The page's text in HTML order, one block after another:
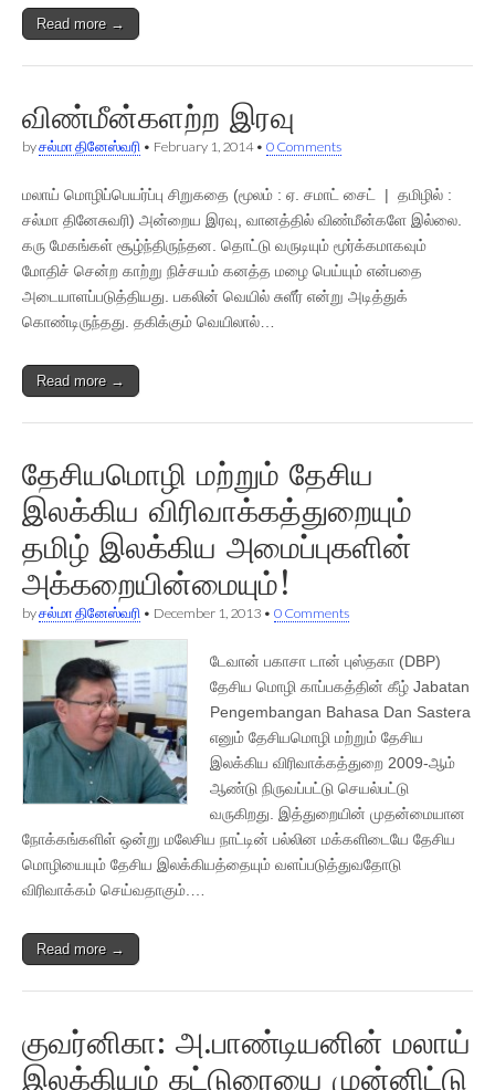
Read more →
விண்மீன்களற்ற இரவு
byசல்மா தினேஸ்வரி • February 1, 2014• 0 Comments
மலாய் மொழிப்பெயர்ப்பு சிறுகதை (மூலம் : ஏ. சமாட் சைட் | தமிழில் :
சல்மா தினேசுவரி) அன்றைய இரவு, வானத்தில் விண்மீன்களே இல்லை.
கரு மேகங்கள் சூழ்ந்திருந்தன. தொட்டு வருடியும் மூர்க்கமாகவும்
மோதிச் சென்ற காற்று நிச்சயம் கனத்த மழை பெய்யும் என்பதை
அடையாளப்படுத்தியது. பகலின் வெயில் சுளீர் என்று அடித்துக்
கொண்டிருந்தது. தகிக்கும் வெயிலால்…
Read more →
தேசியமொழி மற்றும் தேசிய
இலக்கிய விரிவாக்கத்துறையும்
தமிழ் இலக்கிய அமைப்புகளின்
அக்கறையின்மையும்!
byசல்மா தினேஸ்வரி • December 1, 2013 • 0 Comments
டேவான் பகாசா டான் புஸ்தகா (DBP)
தேசிய மொழி காப்பகத்தின் கீழ் Jabatan
Pengembangan Bahasa Dan Sastera
எனும் தேசியமொழி மற்றும் தேசிய
இலக்கிய விரிவாக்கத்துறை 2009-ஆம்
ஆண்டு நிருவப்பட்டு செயல்பட்டு
வருகிறது. இத்துறையின் முதன்மையான
நோக்கங்களிள் ஒன்று மலேசிய நாட்டின் பல்லின மக்களிடையே தேசிய
மொழியையும் தேசிய இலக்கியத்தையும் வளப்படுத்துவதோடு
விரிவாக்கம் செய்வதாகும்.…
Read more →
குவர்னிகா: அ.பாண்டியனின் மலாய்
இலக்கியம் கட்டுரையை முன்னிட்டு